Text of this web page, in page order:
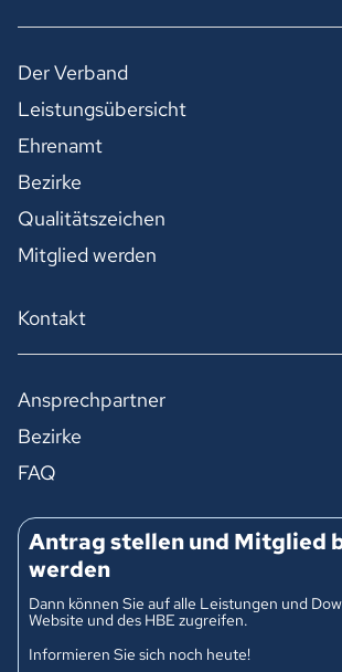
Der Verband
Leistungsübersicht
Ehrenamt
Bezirke
Qualitätszeichen
Mitglied werden
Kontakt
Ansprechpartner
Bezirke
FAQ
Antrag stellen und Mitglied
werden
Dann können Sie auf alle Leistungen und
Website und des HBE zugreifen.
Informieren Sie sich noch heute!